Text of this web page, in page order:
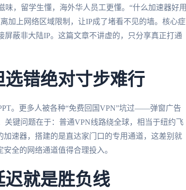
味，留学生懂，海外华人员工更懂。“什么加速器好用
加上网络区域限制，让IP成了堵看不见的墙。核心症
蔽非大陆IP。这篇文章不讲虚的，只分享真正打通
错绝对寸步难行
。更多人被各种“免费回国VPN”坑过——弹窗广告
键问题在于：普通VPN线路绕全球，相当于纽约飞
速器，搭建的是直达家门口的专用通道，这差别就
全的网络通道值得合理投入。
迟就是胜负线